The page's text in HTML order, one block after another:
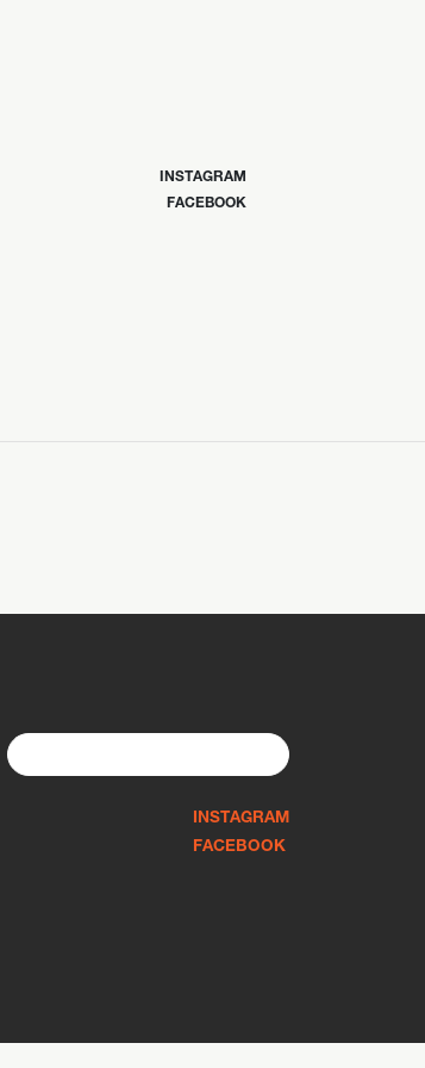
INSTAGRAM
FACEBOOK
for:
INSTAGRAM
FACEBOOK